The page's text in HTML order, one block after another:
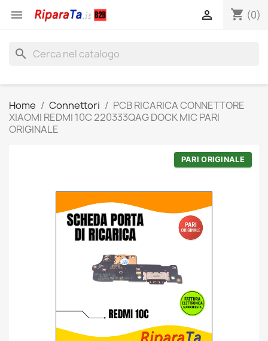
 shopping_cart (0)

search
Home Connettori
PCB RICARICA CONNETTORE
XIAOMI REDMI 10C 220333QAG DOCK MIC PARI
ORIGINALE
PARI ORIGINALE